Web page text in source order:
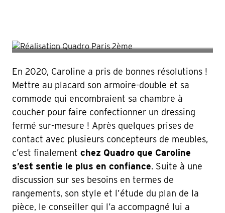
En 2020, Caroline a pris de bonnes résolutions !
Mettre au placard son armoire-double et sa
commode qui encombraient sa chambre à
coucher pour faire confectionner un dressing
fermé sur-mesure ! Après quelques prises de
contact avec plusieurs concepteurs de meubles,
c’est finalement chez Quadro que Caroline
s’est sentie le plus en confiance. Suite à une
discussion sur ses besoins en termes de
rangements, son style et l’étude du plan de la
pièce, le conseiller qui l’a accompagné lui a